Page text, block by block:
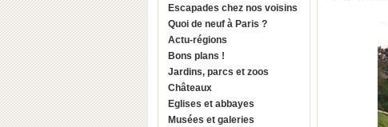
Escapades chez nos voisins
Quoi de neuf à Paris ?
Actu-régions
Bons plans !
Jardins, parcs et zoos
Châteaux
Eglises et abbayes
Musées et galeries